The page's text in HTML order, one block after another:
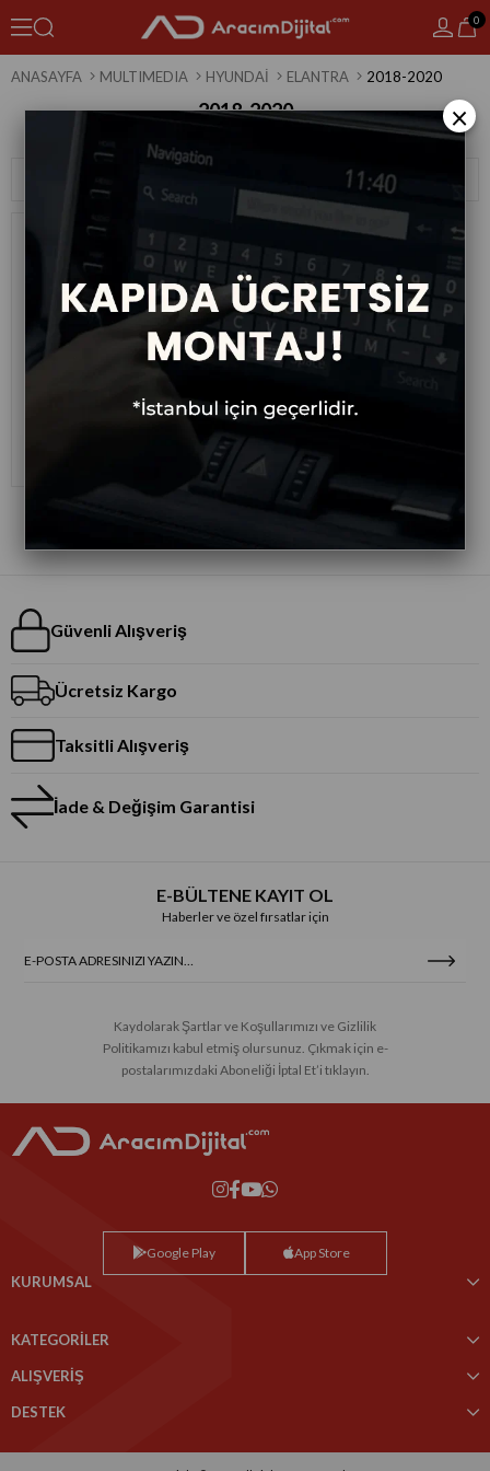
0
ANASAYFA MULTIMEDIA HYUNDAI ELANTRA 2018-2020
2018-2020
Filtreleme
Multimedya Sistemi 2018-2020
Güvenli Alışveriş
Ücretsiz Kargo
Taksitli Alışveriş
İade & Değişim Garantisi
E-BÜLTENE KAYIT OL
Haberler ve özel fırsatlar için
Kaydolarak Şartlar ve Koşullarımızı ve Gizlilik
Politikamızı kabul etmiş olursunuz. Çıkmak için e-
postalarımızdaki Aboneliği İptal Et’i tıklayın.
Google Play App Store
KURUMSAL
KATEGORİLER
ALIŞVERİŞ
DESTEK
×